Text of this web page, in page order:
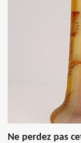
Ne perdez pas